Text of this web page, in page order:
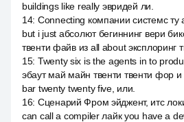
buildings like really эвридей ли.
14: Connecting компании системс
but i just абсолют бегиннинг вери
твенти файв из all about эксплоринг
15: Twenty six is the agents in to
эбаут май майн твенти твенти фор
bar twenty twenty five, или.
16: Сценарий Фром эйджент, итс
can call a compiler лайк you have a